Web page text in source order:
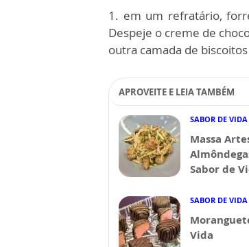
1. em um refratário,
Despeje o creme de
outra camada de biscoitos
APROVEITE E LEIA TAMBÉM
SABOR DE VIDA
Massa
Sabor de
SABOR DE VIDA
Vida